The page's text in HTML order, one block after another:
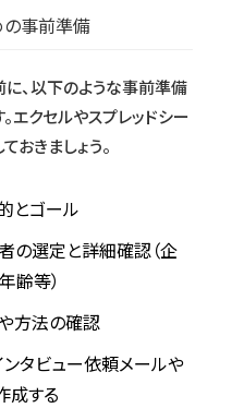
の事前準備
、以下のような事前準備
エクセルやスプレッドシー
おきましょう。
とゴール
の選定と詳細確認（企
齢等）
方法の確認
ンタビュー依頼メールや
成する